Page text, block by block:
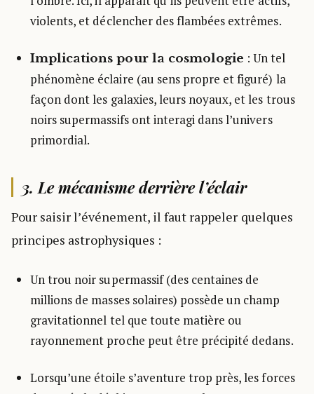
violents, et déclencher des flambées extrêmes.
Implications pour la cosmologie : Un tel
phénomène éclaire (au sens propre et figuré) la
façon dont les galaxies, leurs noyaux, et les trous
noirs supermassifs ont interagi dans l’univers
primordial.
3. Le mécanisme derrière l’éclair
Pour saisir l’événement, il faut rappeler quelques
principes astrophysiques :
Un trou noir supermassif (des centaines de
millions de masses solaires) possède un champ
gravitationnel tel que toute matière ou
rayonnement proche peut être précipité dedans.
Lorsqu’une étoile s’aventure trop près, les forces